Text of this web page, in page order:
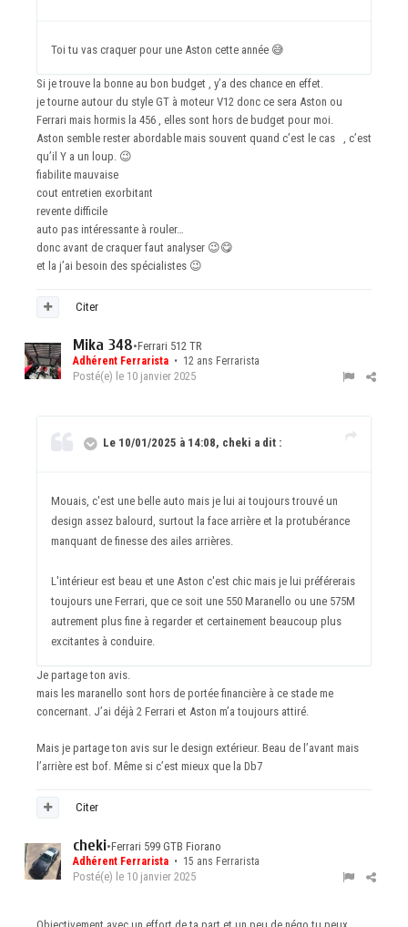
Toi tu vas craquer pour une Aston cette année 😅
Si je trouve la bonne au bon budget , y’a des chance en effet.
je tourne autour du style GT à moteur V12 donc ce sera Aston ou
Ferrari mais hormis la 456 , elles sont hors de budget pour moi.
Aston semble rester abordable mais souvent quand c’est le cas , c’est
qu’il Y a un loup. 😉
fiabilite mauvaise
cout entretien exorbitant
revente difficile
auto pas intéressante à rouler…
donc avant de craquer faut analyser 😉😋
et la j’ai besoin des spécialistes 😉
Citer
Mika 348•Ferrari 512 TR
Adhérent Ferrarista • 12 ans Ferrarista
Posté(e) le 10 janvier 2025
Le 10/01/2025 à 14:08, cheki a dit :
Mouais, c'est une belle auto mais je lui ai toujours trouvé un
design assez balourd, surtout la face arrière et la protubérance
manquant de finesse des ailes arrières.
L'intérieur est beau et une Aston c'est chic mais je lui préférerais
toujours une Ferrari, que ce soit une 550 Maranello ou une 575M
autrement plus fine à regarder et certainement beaucoup plus
excitantes à conduire.
Je partage ton avis.
mais les maranello sont hors de portée financière à ce stade me
concernant. J’ai déjà 2 Ferrari et Aston m’a toujours attiré.
Mais je partage ton avis sur le design extérieur. Beau de l’avant mais
l’arrière est bof. Même si c’est mieux que la Db7
Citer
cheki•Ferrari 599 GTB Fiorano
Adhérent Ferrarista • 15 ans Ferrarista
Posté(e) le 10 janvier 2025